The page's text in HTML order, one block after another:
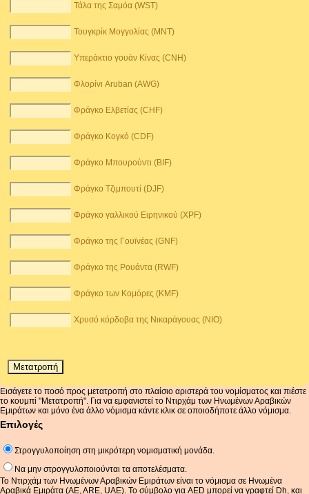
Τάλα της Σαμόα (WST)
Τουγκρίκ Μογγολίας (MNT)
Υπεράκτιο γουάν Κίνας (CNH)
Φλορίνι Aruban (AWG)
Φράγκο Ελβετίας (CHF)
Φράγκο Κογκό (CDF)
Φράγκο Μπουρούντι (BIF)
Φράγκο Τζιμπουτί (DJF)
Φράγκο γαλλικού Ειρηνικού (XPF)
Φράγκο της Γουϊνέας (GNF)
Φράγκο της Ρουάντα (RWF)
Φράγκο των Κομόρες (KMF)
Χρυσό κόρδοβα της Νικαράγουας (NIO)
Εισάγετε το ποσό προς μετατροπή στο πλαίσιο αριστερά του νομίσματος και πιέστε
το κουμπί "Μετατροπή". Για να εμφανιστεί το Ντιρχάμ των Ηνωμένων Αραβικών
Εμιράτων και μόνο ένα άλλο νόμισμα κάντε κλικ σε οποιοδήποτε άλλο νόμισμα.
Επιλογές
Στρογγυλοποίηση στη μικρότερη νομισματική μονάδα.
Να μην στρογγυλοποιούνται τα αποτελέσματα.
Το Ντιρχάμ των Ηνωμένων Αραβικών Εμιράτων είναι το νόμισμα σε Ηνωμένα
Αραβικά Εμιράτα (AE, ARE, UAE). Το σύμβολο για AED μπορεί να γραφτεί Dh, και